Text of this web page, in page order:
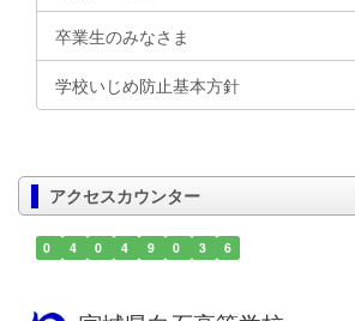
卒業生のみなさま
学校いじめ防止基本方針
アクセスカウンター
0 4 0 4 9 0 3 6